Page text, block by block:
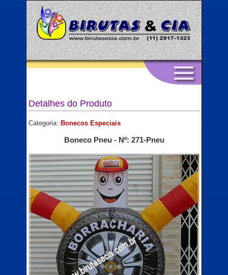
Detalhes do Produto
Categoria: Bonecos Especiais
Boneco Pneu- Nº: 271-Pneu